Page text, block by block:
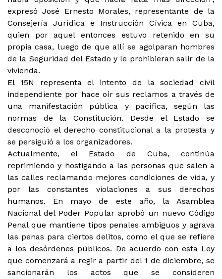
expresó José Ernesto Morales, representante de la
Consejería Jurídica e Instrucción Cívica en Cuba,
quien por aquel entonces estuvo retenido en su
propia casa, luego de que allí se agolparan hombres
de la Seguridad del Estado y le prohibieran salir de la
vivienda.
El 15N representa el intento de la sociedad civil
independiente por hace oír sus reclamos a través de
una manifestación pública y pacífica, según las
normas de la Constitución. Desde el Estado se
desconoció el derecho constitucional a la protesta y
se persiguió a los organizadores.
Actualmente, el Estado de Cuba, continúa
reprimiendo y hostigando a las personas que salen a
las calles reclamando mejores condiciones de vida, y
por las constantes violaciones a sus derechos
humanos. En mayo de este año, la Asamblea
Nacional del Poder Popular aprobó un nuevo Código
Penal que mantiene tipos penales ambiguos y agrava
las penas para ciertos delitos, como el que se refiere
a los desórdenes públicos. De acuerdo con esta Ley
que comenzará a regir a partir del 1 de diciembre, se
sancionarán los actos que se consideren